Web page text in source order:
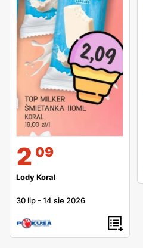
2 09
Lody Koral
30 lip -14 sie 2026